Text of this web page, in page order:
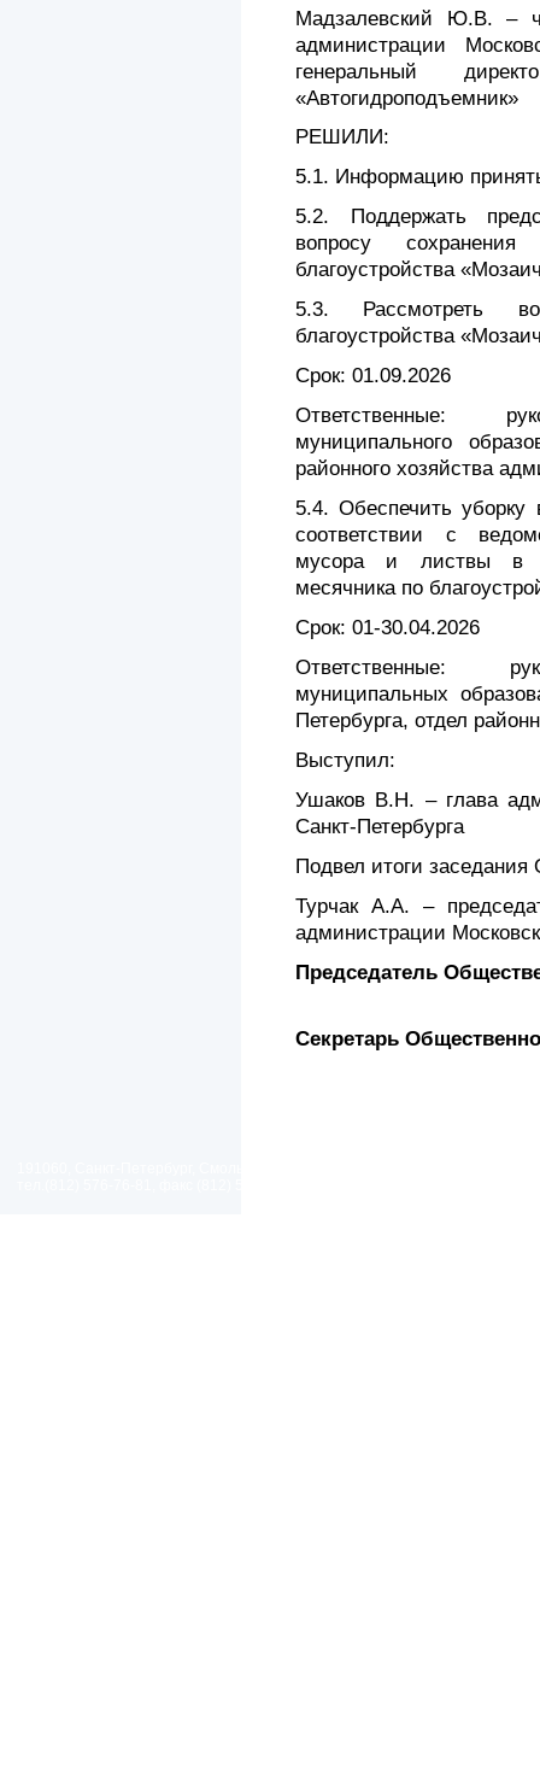
Мадзалевский Ю.В. –
администрации
генеральный
«Автогидроподъемник»
РЕШИЛИ:
5.1. Информацию
5.2. Поддержать
вопросу
благоустройства
5.3. Рассмотреть
благоустройства
Срок: 01.09.2026
Ответственные:
муниципального
районного хозяйства
5.4. Обеспечить уборку
соответствии с
мусора и листвы в
месячника по
Срок: 01-30.04.2026
Ответственные:
муниципальных
Петербурга, отдел
Выступил:
Ушаков В.Н. – глава
Санкт-Петербурга
Подвел итоги заседания
Турчак А.А. –
администрации
Председатель
Секретарь